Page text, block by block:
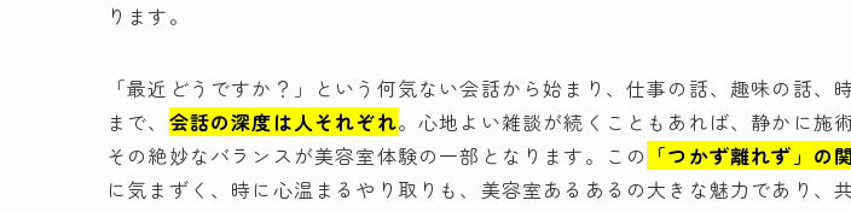
ります。
「最近どうですか？」という何気ない会話から始まり、仕事の話、趣味の話、
まで、 会話の深度は人それぞれ。心地よい雑談が続くこともあれば、静かに施
その絶妙なバランスが美容室体験の一部となります。この 「つかず離れず」の
に気まずく、時に心温まるやり取りも、美容室あるあるの大きな魅力であり、